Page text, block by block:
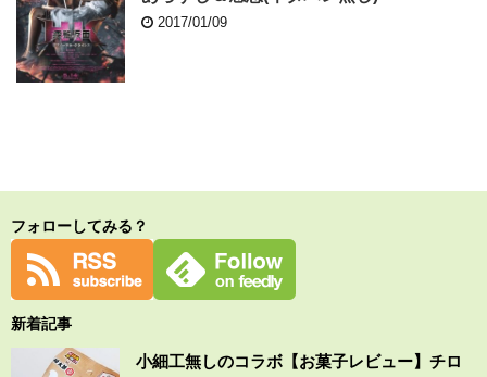
2017/01/09
フォローしてみる？
新着記事
小細工無しのコラボ【お菓子レビュー】チロ